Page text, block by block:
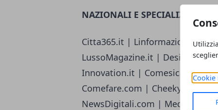
Cookie
NAZIONALI E SPECIALIZZATE
Citta365.it |
LussoMagazine.it | Design-
Innovation.it | Comesicalcola.it
Comefare.com | CheekyMag.it |
NewsDigitali.com |